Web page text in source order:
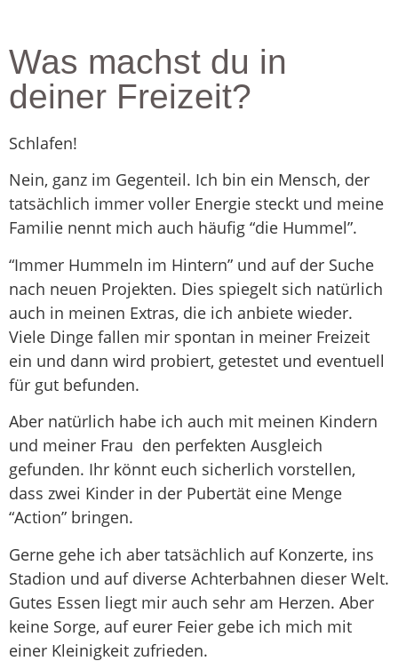
Was machst du in
deiner Freizeit?
Schlafen!
Nein, ganz im Gegenteil. Ich bin ein Mensch, der
tatsächlich immer voller Energie steckt und meine
Familie nennt mich auch häufig “die Hummel”.
“Immer Hummeln im Hintern” und auf der Suche
nach neuen Projekten. Dies spiegelt sich natürlich
auch in meinen Extras, die ich anbiete wieder.
Viele Dinge fallen mir spontan in meiner Freizeit
ein und dann wird probiert, getestet und eventuell
für gut befunden.
Aber natürlich habe ich auch mit meinen Kindern
und meiner Frau den perfekten Ausgleich
gefunden. Ihr könnt euch sicherlich vorstellen,
dass zwei Kinder in der Pubertät eine Menge
“Action” bringen.
Gerne gehe ich aber tatsächlich auf Konzerte, ins
Stadion und auf diverse Achterbahnen dieser Welt.
Gutes Essen liegt mir auch sehr am Herzen. Aber
keine Sorge, auf eurer Feier gebe ich mich mit
einer Kleinigkeit zufrieden.